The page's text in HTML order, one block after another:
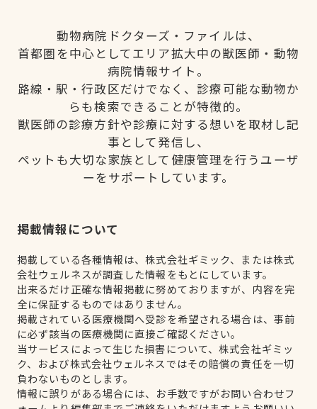
動物病院ドクターズ・ファイルは、
首都圏を中心としてエリア拡大中の獣医師・動物
病院情報サイト。
路線・駅・行政区だけでなく、診療可能な動物か
らも検索できることが特徴的。
獣医師の診療方針や診療に対する想いを取材し記
事として発信し、
ペットも大切な家族として健康管理を行うユーザ
ーをサポートしています。
掲載情報について
掲載している各種情報は、株式会社ギミック、または株式
会社ウェルネスが調査した情報をもとにしています。
出来るだけ正確な情報掲載に努めておりますが、内容を完
全に保証するものではありません。
掲載されている医療機関へ受診を希望される場合は、事前
に必ず該当の医療機関に直接ご確認ください。
当サービスによって生じた損害について、株式会社ギミッ
ク、および株式会社ウェルネスではその賠償の責任を一切
負わないものとします。
情報に誤りがある場合には、お手数ですがお問い合わせフ